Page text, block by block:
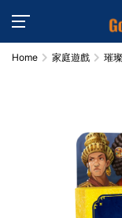
Home 家庭遊戲
璀